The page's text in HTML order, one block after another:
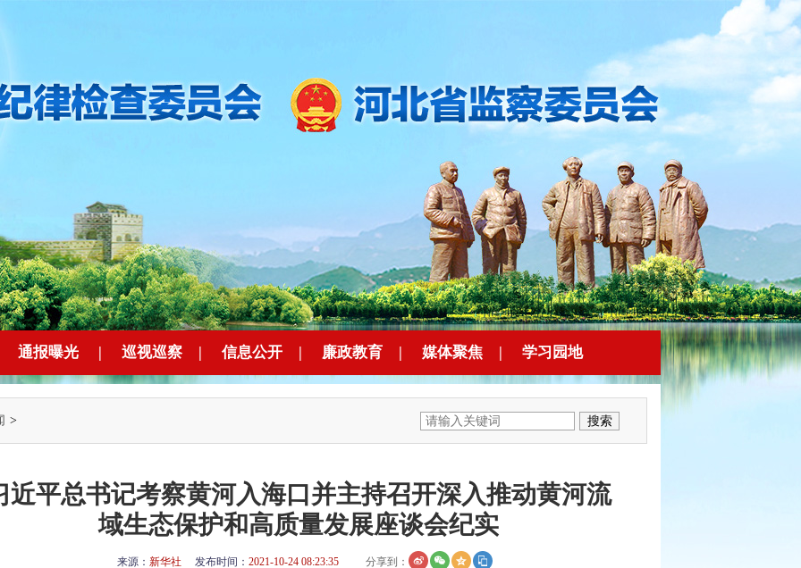
通报曝光 | 巡视巡察 | 信息公开 | 廉政教育 | 媒体聚焦 | 学习园地
>
近平总书记考察黄河入海口并主持召开深入推动黄河流
域生态保护和高质量发展座谈会纪实
来源： 新华社 发布时间： 2021-10-24 08:23:35 分享到：